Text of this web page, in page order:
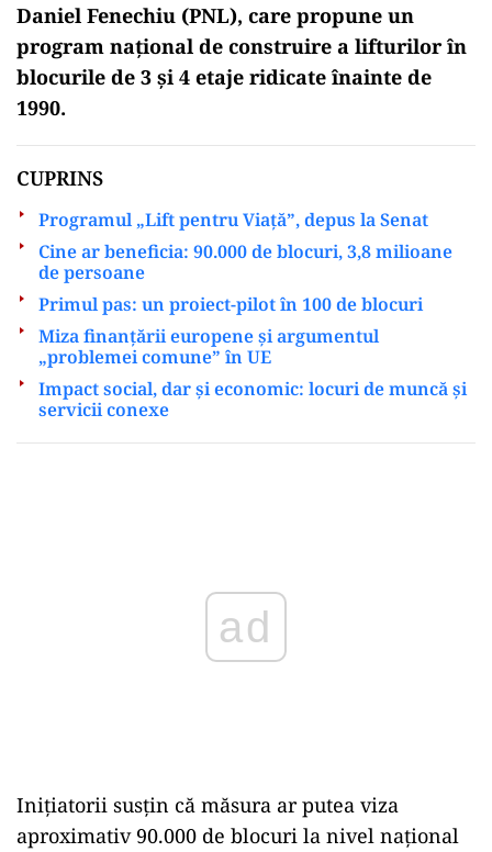
Daniel Fenechiu (PNL), care propune un
program național de construire a lifturilor în
blocurile de 3 și 4 etaje ridicate înainte de
1990.
CUPRINS
Programul „Lift pentru Viață”, depus la Senat
Cine ar beneficia: 90.000 de blocuri, 3,8 milioane
de persoane
Primul pas: un proiect-pilot în 100 de blocuri
Miza finanțării europene și argumentul
„problemei comune” în UE
Impact social, dar și economic: locuri de muncă și
servicii conexe
Inițiatorii susțin că măsura ar putea viza
aproximativ 90.000 de blocuri la nivel național